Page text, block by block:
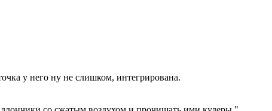
у него ну не слишком, интегрирована.